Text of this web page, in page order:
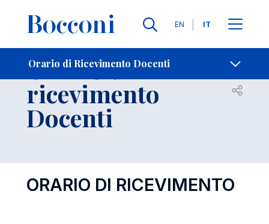
Lingue
EN IT
Orario di Ricevimento Docenti
-
Orario di
ricevimento
Docenti
Open
ORARIO DI RICEVIMENTO